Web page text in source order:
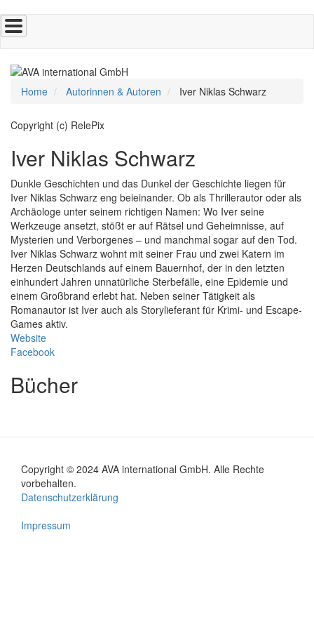
Direkt
zum
Inhalt
Home Autorinnen & Autoren Iver Niklas Schwarz
Copyright (c) RelePix
Iver Niklas Schwarz
Dunkle Geschichten und das Dunkel der Geschichte liegen für
Iver Niklas Schwarz eng beieinander. Ob als Thrillerautor oder als
Archäologe unter seinem richtigen Namen: Wo Iver seine
Werkzeuge ansetzt, stößt er auf Rätsel und Geheimnisse, auf
Mysterien und Verborgenes – und manchmal sogar auf den Tod.
Iver Niklas Schwarz wohnt mit seiner Frau und zwei Katern im
Herzen Deutschlands auf einem Bauernhof, der in den letzten
einhundert Jahren unnatürliche Sterbefälle, eine Epidemie und
einem Großbrand erlebt hat. Neben seiner Tätigkeit als
Romanautor ist Iver auch als Storylieferant für Krimi- und Escape-
Games aktiv.
Website
Facebook
Bücher
Copyright © 2024 AVA international GmbH. Alle Rechte
vorbehalten.
Footer
menu
Datenschutzerklärung
Impressum